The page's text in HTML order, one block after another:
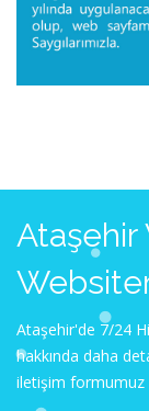
Ataşehir
Ataşehir'de 7/24
hakkında daha
iletişim formumuz